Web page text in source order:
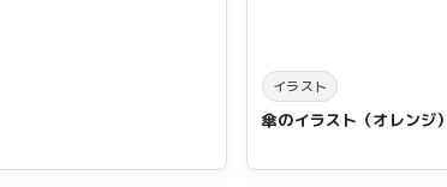
イラスト
傘のイラスト（オレンジ）